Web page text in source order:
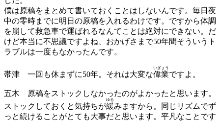
僕は原稿をまとめて書いておくことはしないんです。毎日夜
中の零時までに明日の原稿を入れるわけです。ですから体調
を崩して救急車で運ばれるなんてことは絶対にできない。だ
けど本当に不思議ですよね、おかげさまで50年間そういうト
ラブルは一度もなかったんです。
帯津 一回も休まずに50年。それは大変な偉業
いぎょう
ですよ。
五木 原稿をストックしなかったのがよかったと思います。
ストックしておくと気持ちが緩
ゆる
みますから。同じリズムでず
っと続けることがとても大事だと思います。平凡なことです